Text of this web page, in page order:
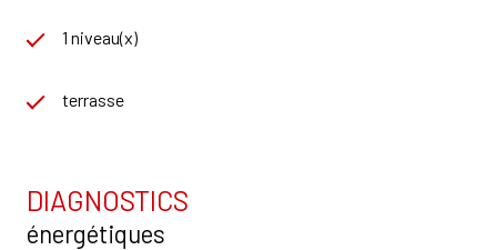
1 niveau(x)
terrasse
DIAGNOSTICS
énergétiques